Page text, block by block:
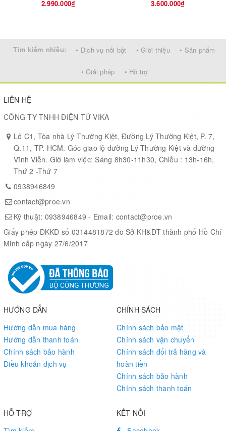
A wireless server
HD video
A speaker
Android
Scratch
source
Who’s it for?
Orange Pi Plus2 is for anyone who wants to start creating with
technology – not just consuming it. It's a simple, fun, useful tool
that you can use to start taking control of the world around you.
Hardware specification
H3 Quad-coreCortex-A7
GPU
·Mali400MP2 GPU @600MHz
·Supports OpenGL ES 2.0
Memory (SDRAM) 2GB DDR3 (shared with GPU)
2.990.000₫ 3.600.000₫
Tìm kiếm nhiều: • Dịch vụ nổi bật • Giới thiệu • Sản phẩm
• Giải pháp • Hỗ trợ
LIÊN HỆ
CÔNG TY TNHH ĐIỆN TỬ VIKA
Lô C1, Tòa nhà Lý Thường Kiệt, Đường Lý Thường Kiệt, P. 7,
Q.11, TP. HCM. Góc giao lộ đường Lý Thường Kiệt và đường
Vĩnh Viễn. Giờ làm việc: Sáng 8h30-11h30, Chiều : 13h-16h,
Thứ 2 -Thứ 7
0938946849
contact@proe.vn
Kỹ thuật: 0938946849 - Email: contact@proe.vn
Giấy phép ĐKKD số 0314481872 do Sở KH&ĐT thành phố Hồ Chí
Minh cấp ngày 27/6/2017
HƯỚNG DẪN
Hướng dẫn mua hàng
Hướng dẫn thanh toán
Chính sách bảo hành
Điều khoản dịch vụ
CHÍNH SÁCH
Chính sách bảo mật
Chính sách vận chuyển
Chính sách đổi trả hàng và
hoàn tiền
Chính sách bảo hành
Chính sách thanh toán
HỖ TRỢ
KẾT NỐI